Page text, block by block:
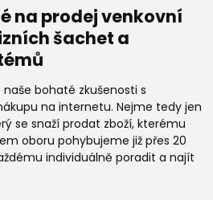
na prodej venkovní
šachet a
bohaté zkušenosti s
na internetu. Nejme tedy jen
se snaží prodat zboží, kterému
oboru pohybujeme již přes 20
individuálně poradit a najít